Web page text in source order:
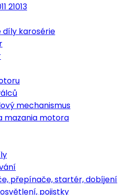
21013
díly karosérie
mechanismus
mazania motora
přepínače, startér, dobíjení
pojistky